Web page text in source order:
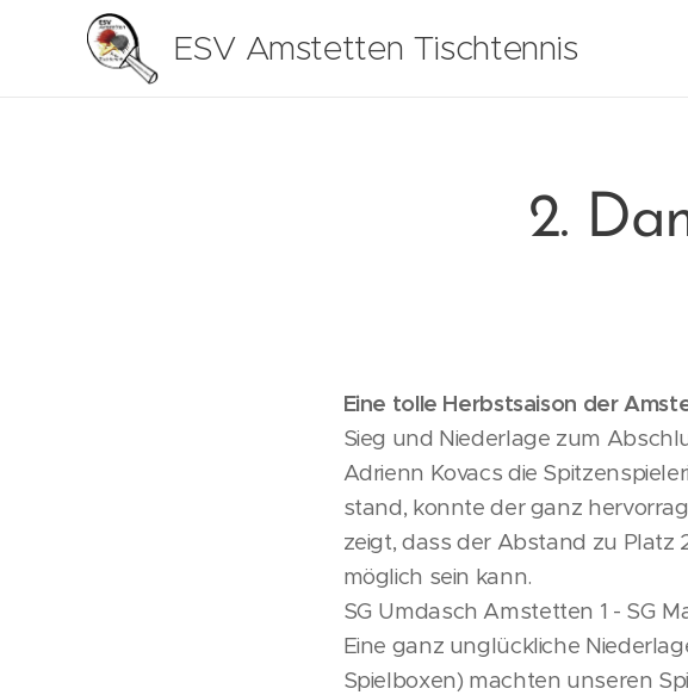
ESV Amstetten Tischtennis
2.
Eine tolle Herbstsaison der
Sieg und Niederlage zum
Adrienn Kovacs die
stand, konnte der ganz
zeigt, dass der Abstand zu Platz
möglich sein kann.
SG Umdasch Amstetten 1 - SG
Eine ganz unglückliche
Spielboxen) machten unseren